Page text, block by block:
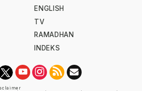
ENGLISH
TV
RAMADHAN
INDEKS